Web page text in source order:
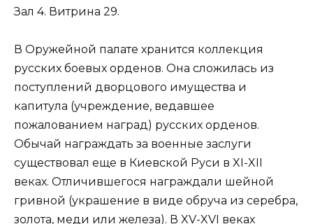
Зал 4. Витрина 29.
В Оружейной палате хранится коллекция
русских боевых орденов. Она сложилась из
поступлений дворцового имущества и
капитула (учреждение, ведавшее
пожалованием наград) русских орденов.
Обычай награждать за военные заслуги
существовал еще в Киевской Руси в XI-XII
веках. Отличившегося награждали шейной
гривной (украшение в виде обруча из серебра,
золота, меди или железа). В XV-XVI веках